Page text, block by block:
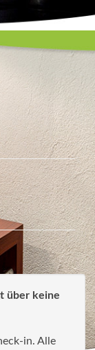
über keine
in. Alle